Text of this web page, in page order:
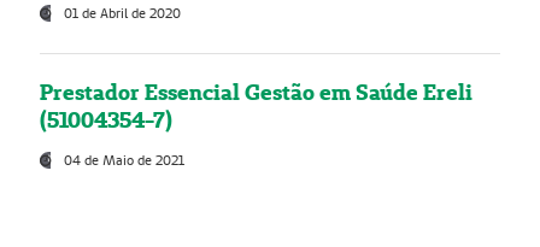
01 de Abril de 2020
Prestador Essencial Gestão em Saúde Ereli
(51004354-7)
04 de Maio de 2021